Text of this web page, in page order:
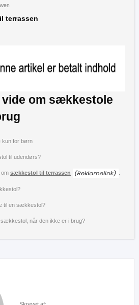
terrassen
om sækkestole
kun for børn
til udendørs?
om sækkestol til terrassen
til en sækkestol?
når den ikke er i brug?